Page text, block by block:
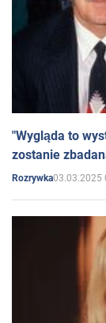
"Wygląda to
zostanie
Rozrywka03.03.2025